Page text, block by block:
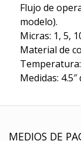
Flujo de
modelo).
Micras: 1, 5,
Material de
Temperatura:
Medidas:
MEDIOS DE